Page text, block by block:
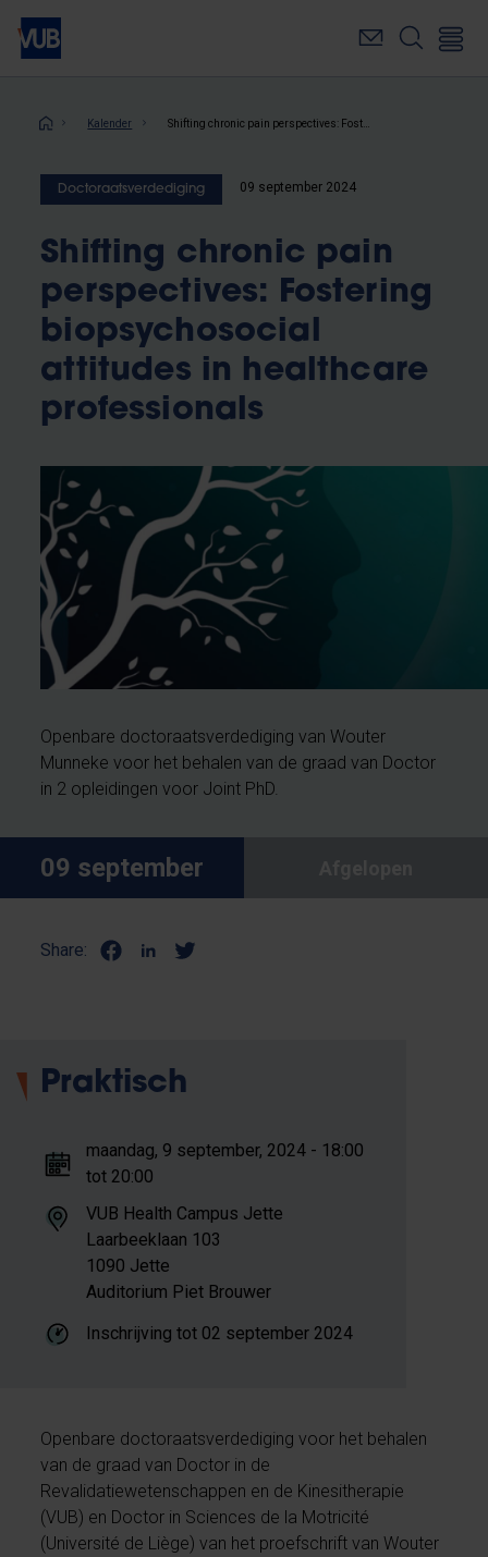
Overslaan
naar
inhoudKruimelpad
Kalender
Doctoraatsverdediging 09 september 2024
Shifting chronic pain
perspectives: Fostering
biopsychosocial
attitudes in healthcare
professionals
Openbare doctoraatsverdediging van Wouter
Munneke voor het behalen van de graad van Doctor
in 2 opleidingen voor Joint PhD.
09 september
Share:
Praktisch
maandag, 9 september, 2024 - 18:00
tot 20:00
VUB Health Campus Jette
Laarbeeklaan 103
1090 Jette
Auditorium Piet Brouwer
Inschrijving tot 02 september 2024
Openbare doctoraatsverdediging voor het behalen
van de graad van Doctor in de
Revalidatiewetenschappen en de Kinesitherapie
(VUB) en Doctor in Sciences de la Motricité
(Université de Liège) van het proefschrift van Wouter